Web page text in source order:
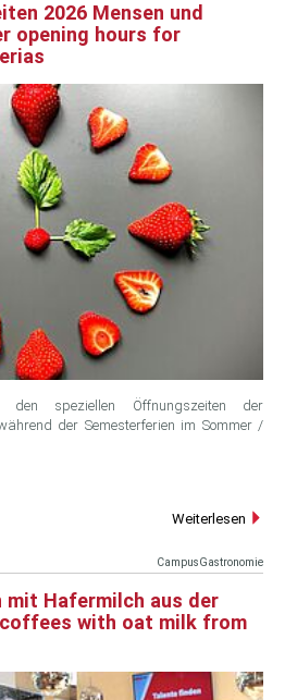
2026 Mensen und
opening hours for
speziellen Öffnungszeiten der
der Semesterferien im Sommer /
Weiterlesen
CampusGastronomie
Hafermilch aus der
with oat milk from